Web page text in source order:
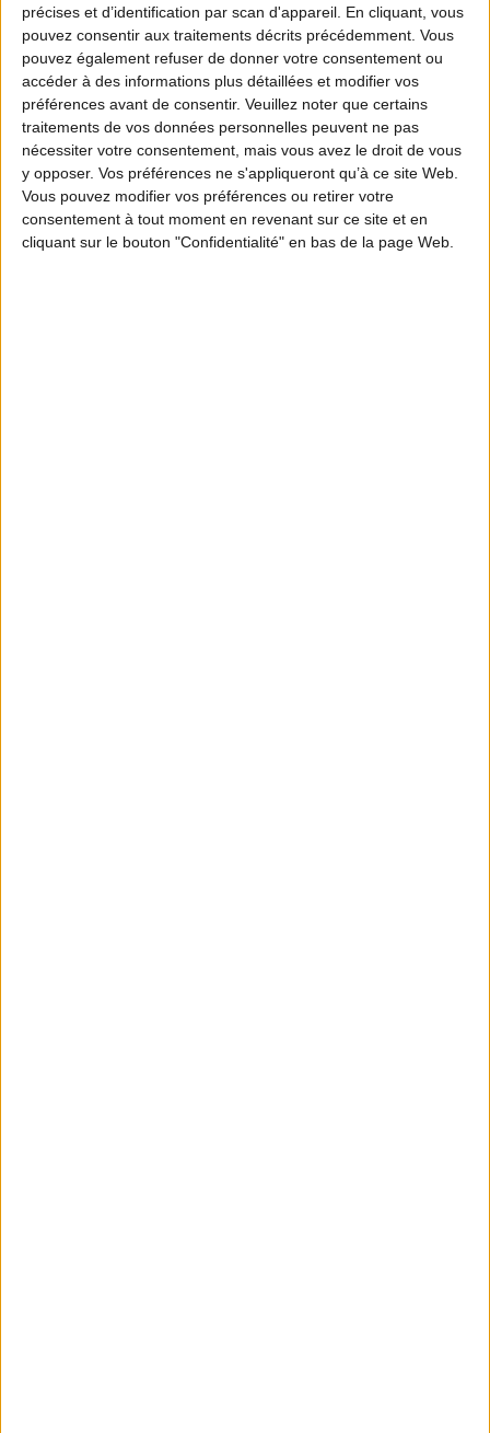
précises et d’identification par scan d'appareil. En cliquant, vous
pouvez consentir aux traitements décrits précédemment. Vous
pouvez également refuser de donner votre consentement ou
accéder à des informations plus détaillées et modifier vos
préférences avant de consentir. Veuillez noter que certains
traitements de vos données personnelles peuvent ne pas
nécessiter votre consentement, mais vous avez le droit de vous
y opposer. Vos préférences ne s'appliqueront qu’à ce site Web.
Vous pouvez modifier vos préférences ou retirer votre
consentement à tout moment en revenant sur ce site et en
cliquant sur le bouton "Confidentialité" en bas de la page Web.